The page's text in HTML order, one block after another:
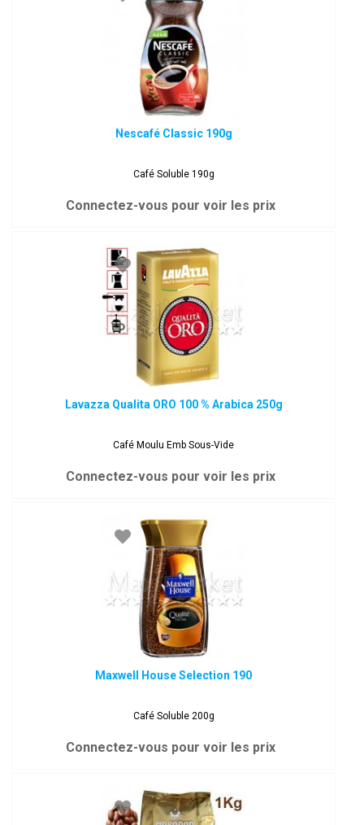
Nescafé Classic 190g
Café Soluble 190g
Connectez-vous pour voir les prix
Lavazza Qualita ORO 100 % Arabica 250g
Café Moulu Emb Sous-Vide
Connectez-vous pour voir les prix
Maxwell House Selection 190
Café Soluble 200g
Connectez-vous pour voir les prix